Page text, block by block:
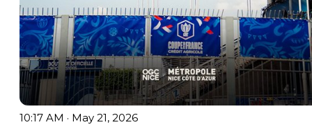
10:17 AM · May 21, 2026